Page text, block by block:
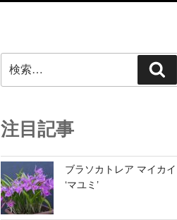
索:
索
注目記事
ブラソカトレア マイカイ
‘マユミ’